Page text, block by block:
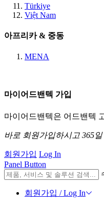
Türkiye
Việt Nam
아프리카 & 중동
MENA
마이어드밴텍 가입
마이어드밴텍은 어드밴텍
바로 회원가입하시고 365
회원가입 Log In
Panel Button
회원가입 / Log In